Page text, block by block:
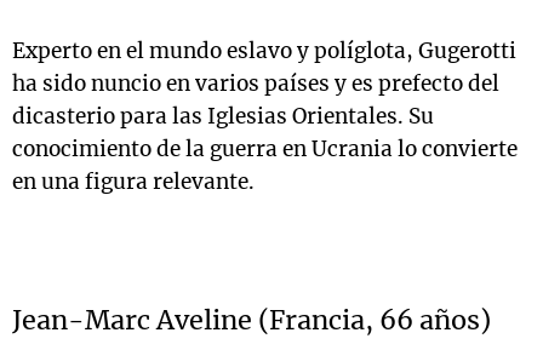
Experto en el mundo eslavo y políglota, Gugerotti
ha sido nuncio en varios países y es prefecto del
dicasterio para las Iglesias Orientales. Su
conocimiento de la guerra en Ucrania lo convierte
en una figura relevante.
Jean-Marc Aveline (Francia, 66 años)